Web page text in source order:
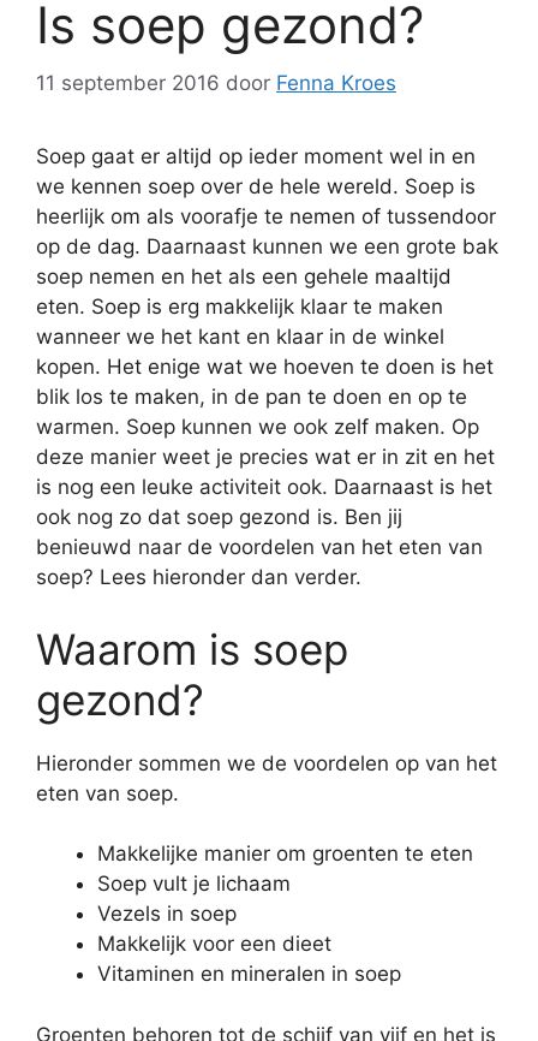
Is soep gezond?
11 september 2016 door Fenna Kroes
Soep gaat er altijd op ieder moment wel in en
we kennen soep over de hele wereld. Soep is
heerlijk om als voorafje te nemen of tussendoor
op de dag. Daarnaast kunnen we een grote bak
soep nemen en het als een gehele maaltijd
eten. Soep is erg makkelijk klaar te maken
wanneer we het kant en klaar in de winkel
kopen. Het enige wat we hoeven te doen is het
blik los te maken, in de pan te doen en op te
warmen. Soep kunnen we ook zelf maken. Op
deze manier weet je precies wat er in zit en het
is nog een leuke activiteit ook. Daarnaast is het
ook nog zo dat soep gezond is. Ben jij
benieuwd naar de voordelen van het eten van
soep? Lees hieronder dan verder.
Waarom is soep
gezond?
Hieronder sommen we de voordelen op van het
eten van soep.
Makkelijke manier om groenten te eten
Soep vult je lichaam
Vezels in soep
Makkelijk voor een dieet
Vitaminen en mineralen in soep
Groenten behoren tot de schijf van vijf en het is